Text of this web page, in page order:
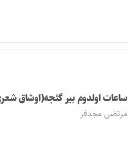
ساعات اولدوم بیر گئجه(اوشاق
مرتضی مجدفر